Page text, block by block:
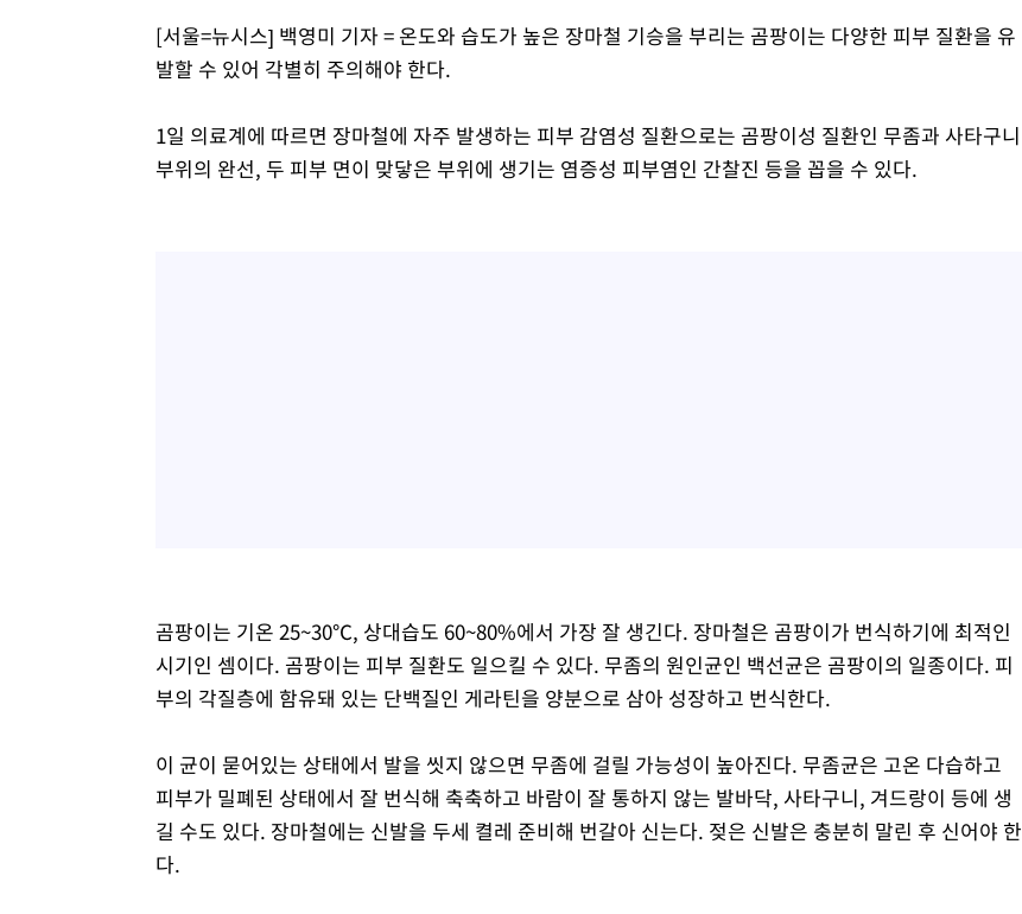
[서울=뉴시스] 백영미 기자 = 온도와 습도가 높은 장마철 기승을 부리는 곰팡이는 다양한 피부 질환을 유
발할 수 있어 각별히 주의해야 한다.
1일 의료계에 따르면 장마철에 자주 발생하는 피부 감염성 질환으로는 곰팡이성 질환인 무좀과 사타구니
부위의 완선, 두 피부 면이 맞닿은 부위에 생기는 염증성 피부염인 간찰진 등을 꼽을 수 있다.
곰팡이는 기온 25~30℃, 상대습도 60~80%에서 가장 잘 생긴다. 장마철은 곰팡이가 번식하기에 최적인
시기인 셈이다. 곰팡이는 피부 질환도 일으킬 수 있다. 무좀의 원인균인 백선균은 곰팡이의 일종이다. 피
부의 각질층에 함유돼 있는 단백질인 게라틴을 양분으로 삼아 성장하고 번식한다.
이 균이 묻어있는 상태에서 발을 씻지 않으면 무좀에 걸릴 가능성이 높아진다. 무좀균은 고온 다습하고
피부가 밀폐된 상태에서 잘 번식해 축축하고 바람이 잘 통하지 않는 발바닥, 사타구니, 겨드랑이 등에 생
길 수도 있다. 장마철에는 신발을 두세 켤레 준비해 번갈아 신는다. 젖은 신발은 충분히 말린 후 신어야 한
다.